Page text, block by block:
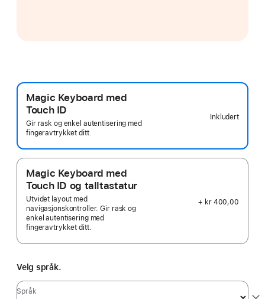
Magic Keyboard med
Touch ID
Gir rask og enkel autentisering med
fingeravtrykket ditt.
Inkludert
Magic Keyboard med
Touch ID og talltastatur
Utvidet layout med
navigasjonskontroller. Gir rask og
enkel autentisering med
fingeravtrykket ditt.
+ kr 400,00
Velg språk.
Språk